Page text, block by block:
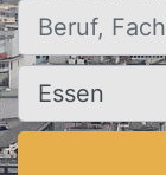
Beruf,
Ort, Stadt